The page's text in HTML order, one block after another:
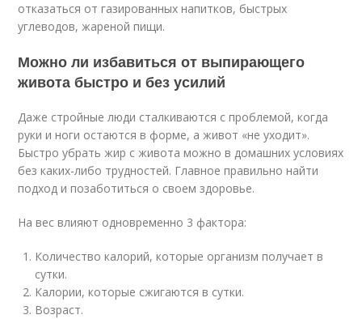
отказаться от газированных напитков, быстрых
углеводов, жареной пищи.
Можно ли избавиться от выпирающего
живота быстро и без усилий
Даже стройные люди сталкиваются с проблемой, когда
руки и ноги остаются в форме, а живот «не уходит».
Быстро убрать жир с живота можно в домашних условиях
без каких-либо трудностей. Главное правильно найти
подход и позаботиться о своем здоровье.
На вес влияют одновременно 3 фактора:
Количество калорий, которые организм получает в
сутки.
Калории, которые сжигаются в сутки.
Возраст.